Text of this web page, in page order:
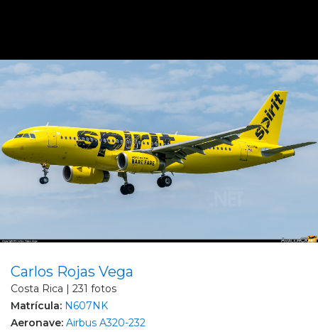
Carlos Rojas Vega
Costa Rica | 231 fotos
Matrícula: N607NK
Aeronave: Airbus A320-232